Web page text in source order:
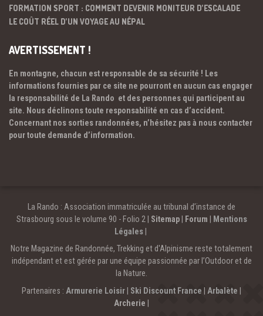
FORMATION SPORT : COMMENT DEVENIR MONITEUR D’ESCALADE
LE COÛT RÉEL D’UN VOYAGE AU NÉPAL
AVERTISSEMENT !
En montagne, chacun est responsable de sa sécurité ! Les
informations fournies par ce site ne pourront en aucun cas engager
la responsabilité de La Rando et des personnes qui participent au
site. Nous déclinons toute responsabilité en cas d’accident.
Concernant nos sorties randonnées, n’hésitez pas à nous contacter
pour toute demande d’information.
La Rando : Association immatriculée au tribunal d’instance de
Strasbourg sous le volume 90 - Folio 2 | Sitemap| Forum | Mentions
Légales |
Notre Magazine de Randonnée, Trekking et d'Alpinisme reste totalement
indépendant et est gérée par une équipe passionnée par l’Outdoor et de
la Nature.
Partenaires : Armurerie Loisir Ski Discount France Arbalète
Archerie